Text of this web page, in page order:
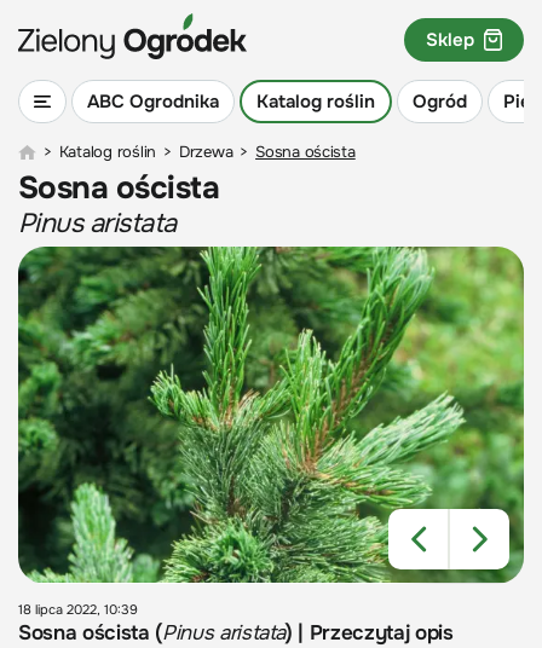
ABC Ogrodnika Katalog roślin Ogród
Sklep
> Katalog roślin > Drzewa > Sosna oścista
Sosna oścista
Pinus aristata
18 lipca 2022, 10:39
Sosna oścista (Pinus aristata) | Przeczytaj opis